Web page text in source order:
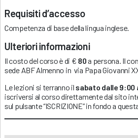
Requisiti d’accesso
Competenza di base della lingua inglese.
Ulteriori informazioni
Il costo del corso è di € 80a persona. Il
sede ABF Almenno in via Papa Giovanni
Le lezioni si terranno il sabato dalle 9:00
iscriversi al corso direttamente dal sito
sul pulsante “ISCRIZIONE” in fondo a